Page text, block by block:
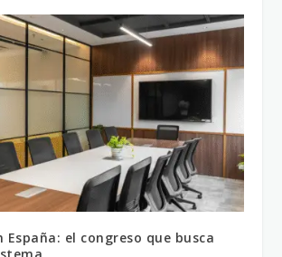
España: el congreso que busca